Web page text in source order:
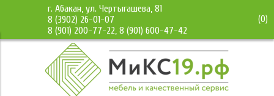
г. Абакан, ул. Чертыгашева, 81
8 (3902) 26-01-07
8 (901) 200-77-22, 8 (901) 600-47-42
(0)